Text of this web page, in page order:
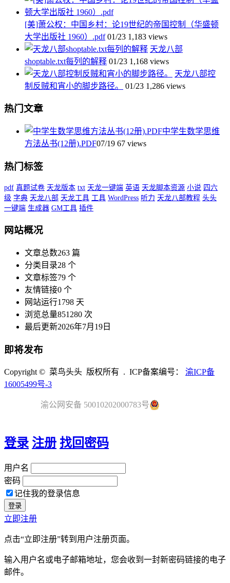
[美]萧公权：中国乡村：论19世纪的帝国控制（华盛顿
大学出版社 1960）.pdf 01/23 1,183 views
天龙八部
shoptable.txt每列的解释 01/23 1,168 views
天龙八部控
制反贼和宵小的脚步路径。
01/23 1,286 views
热门文章
中学生数学思维
方法丛书(12册).PDF07/19 67 views
热门标签
pdf 真题试卷 天龙版本 txt 天龙一键端 英语 天龙脚本资源 小说 四六
级 字典 天龙八部 天龙工具 工具 WordPress 听力 天龙八部教程 头头
一键端 生成器 GM工具 插件
网站概况
文章总数263 篇
分类目录28 个
文章标签79 个
友情链接0 个
网站运行1798 天
浏览总量851280 次
最后更新2026年7月19日
即将发布
Copyright © 菜鸟头头 版权所有 . ICP备案编号： 渝ICP备
16005499号-3
渝公网安备 50010202000783号
登录 注册 找回密码
用户名
密码
记住我的登录信息
立即注册
点击“立即注册”转到用户注册页面。
输入用户名或电子邮箱地址，您会收到一封新密码链接的电子
邮件。